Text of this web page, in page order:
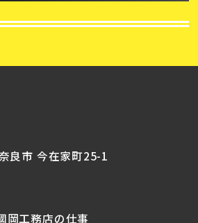
良市 今在家町25-1
岡工務店の仕事